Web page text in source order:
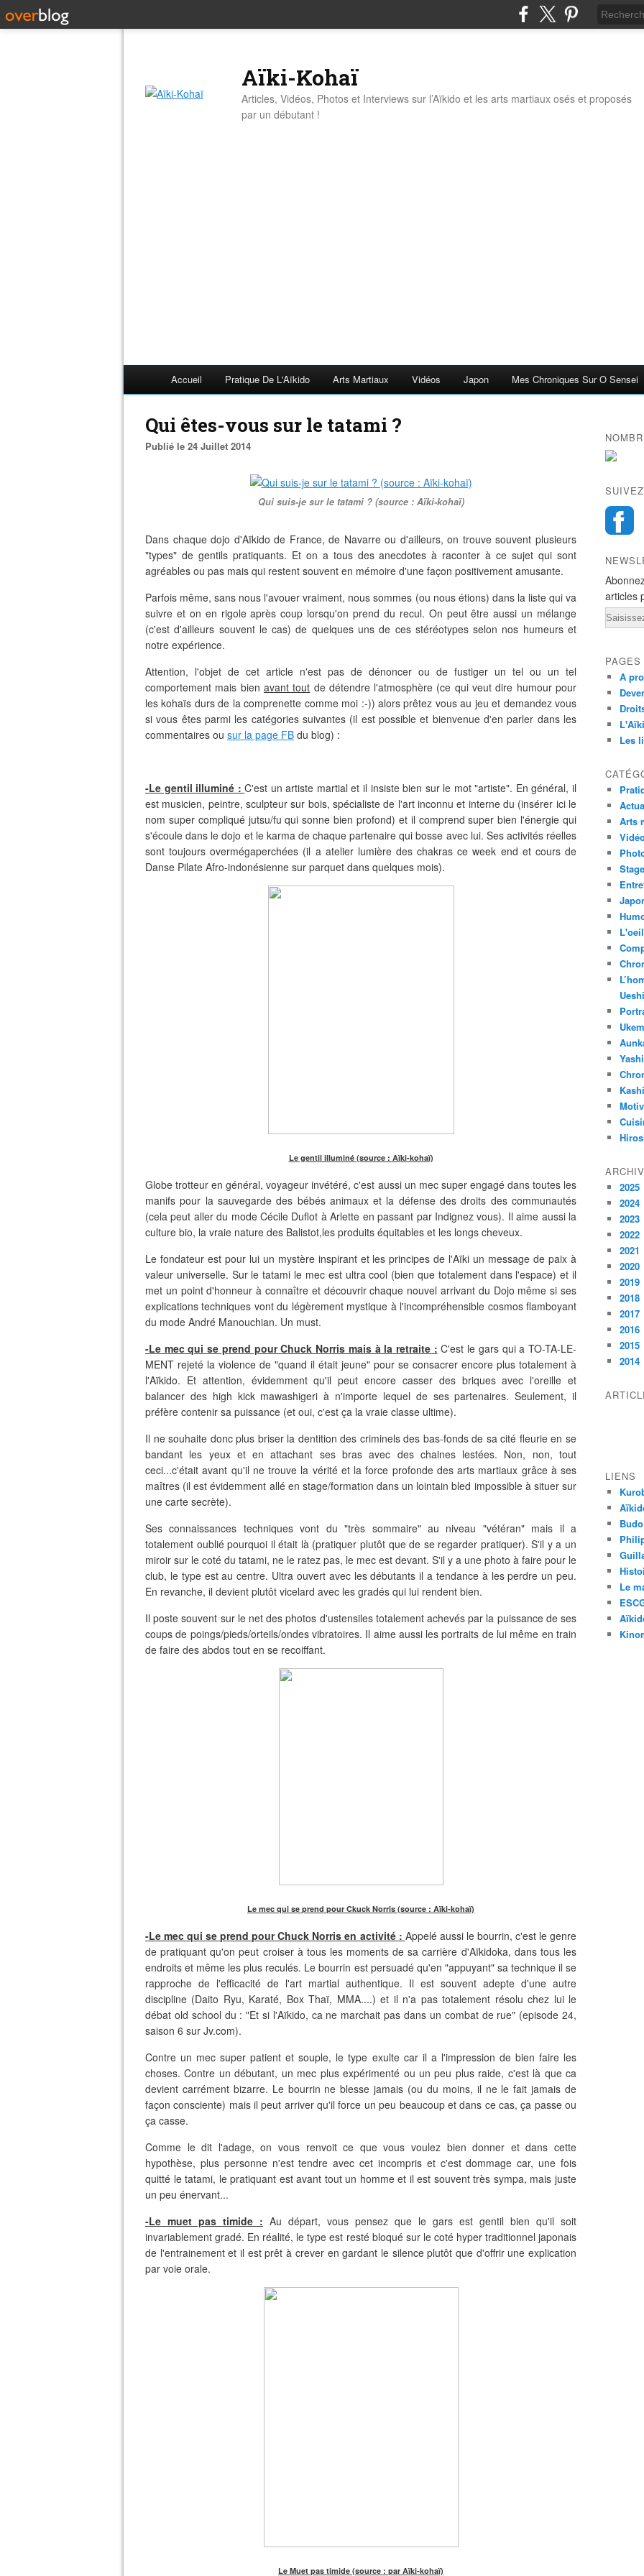
Aïki-Kohaï
Articles, Vidéos, Photos et Interviews sur l’Aïkido et les arts martiaux osés et proposés
par un débutant !
Accueil Pratique De L'Aïkido Arts Martiaux Vidéos Japon Mes Chroniques Sur O Sensei
Qui êtes-vous sur le tatami ?
Publié le 24 Juillet 2014
Qui suis-je sur le tatami ? (source : Aïki-kohaï)
Dans chaque dojo d'Aïkido de France, de Navarre ou d'ailleurs, on trouve souvent plusieurs
"types" de gentils pratiquants. Et on a tous des anecdotes à raconter à ce sujet qui sont
agréables ou pas mais qui restent souvent en mémoire d'une façon positivement amusante.
Parfois même, sans nous l'avouer vraiment, nous sommes (ou nous étions) dans la liste qui va
suivre et on en rigole après coup lorsqu'on prend du recul. On peut être aussi un mélange
(c'est d'ailleurs souvent le cas) de quelques uns de ces stéréotypes selon nos humeurs et
notre expérience.
Attention, l'objet de cet article n'est pas de dénoncer ou de fustiger un tel ou un tel
comportement mais bien avant tout de détendre l'atmosphère (ce qui veut dire humour pour
les kohaïs durs de la comprenette comme moi :-)) alors prêtez vous au jeu et demandez vous
si vous êtes parmi les catégories suivantes (il est possible et bienvenue d'en parler dans les
commentaires ou sur la page FB du blog) :
-Le gentil illuminé :C'est un artiste martial et il insiste bien sur le mot "artiste". En général, il
est musicien, peintre, sculpteur sur bois, spécialiste de l'art inconnu et interne du (insérer ici le
nom super compliqué jutsu/fu qui sonne bien profond) et il comprend super bien l'énergie qui
s'écoule dans le dojo et le karma de chaque partenaire qui bosse avec lui. Ses activités réelles
sont toujours overmégaperchées (il a atelier lumière des chakras ce week end et cours de
Danse Pilate Afro-indonésienne sur parquet dans quelques mois).
Le gentil illuminé (source : Aïki-kohaï)
Globe trotteur en général, voyageur invétéré, c'est aussi un mec super engagé dans toutes les
manifs pour la sauvegarde des bébés animaux et la défense des droits des communautés
(cela peut aller du mode Cécile Duflot à Arlette en passant par Indignez vous). Il aime aussi la
culture bio, la vraie nature des Balistot,les produits équitables et les longs cheveux.
Le fondateur est pour lui un mystère inspirant et les principes de l'Aïki un message de paix à
valeur universelle. Sur le tatami le mec est ultra cool (bien que totalement dans l'espace) et il
met un point d'honneur à connaître et découvrir chaque nouvel arrivant du Dojo même si ses
explications techniques vont du légèrement mystique à l'incompréhensible cosmos flamboyant
du mode André Manouchian. Un must.
-Le mec qui se prend pour Chuck Norris mais à la retraite : C'est le gars qui a TO-TA-LE-
MENT rejeté la violence de "quand il était jeune" pour se consacrer encore plus totalement à
l'Aïkido. Et attention, évidemment qu'il peut encore casser des briques avec l'oreille et
balancer des high kick mawashigeri à n'importe lequel de ses partenaires. Seulement, il
préfère contenir sa puissance (et oui, c'est ça la vraie classe ultime).
Il ne souhaite donc plus briser la dentition des criminels des bas-fonds de sa cité fleurie en se
bandant les yeux et en attachant ses bras avec des chaines lestées. Non, non, tout
ceci...c'était avant qu'il ne trouve la vérité et la force profonde des arts martiaux grâce à ses
maîtres (il est évidemment allé en stage/formation dans un lointain bled impossible à situer sur
une carte secrète).
Ses connaissances techniques vont du "très sommaire" au niveau "vétéran" mais il a
totalement oublié pourquoi il était là (pratiquer plutôt que de se regarder pratiquer). S'il y a un
miroir sur le coté du tatami, ne le ratez pas, le mec est devant. S'il y a une photo à faire pour le
club, le type est au centre. Ultra ouvert avec les débutants il a tendance à les perdre un peu.
En revanche, il devient plutôt vicelard avec les gradés qui lui rendent bien.
Il poste souvent sur le net des photos d'ustensiles totalement achevés par la puissance de ses
coups de poings/pieds/orteils/ondes vibratoires. Il aime aussi les portraits de lui même en train
de faire des abdos tout en se recoiffant.
Le mec qui se prend pour Ckuck Norris (source : Aïki-kohaï)
-Le mec qui se prend pour Chuck Norris en activité : Appelé aussi le bourrin, c'est le genre
de pratiquant qu'on peut croiser à tous les moments de sa carrière d'Aïkidoka, dans tous les
endroits et même les plus reculés. Le bourrin est persuadé qu'en "appuyant" sa technique il se
rapproche de l'efficacité de l'art martial authentique. Il est souvent adepte d'une autre
discipline (Daito Ryu, Karaté, Box Thaï, MMA....) et il n'a pas totalement résolu chez lui le
débat old school du : "Et si l'Aïkido, ca ne marchait pas dans un combat de rue" (episode 24,
saison 6 sur Jv.com).
Contre un mec super patient et souple, le type exulte car il a l'impression de bien faire les
choses. Contre un débutant, un mec plus expérimenté ou un peu plus raide, c'est là que ca
devient carrément bizarre. Le bourrin ne blesse jamais (ou du moins, il ne le fait jamais de
façon consciente) mais il peut arriver qu'il force un peu beaucoup et dans ce cas, ça passe ou
ça casse.
Comme le dit l'adage, on vous renvoit ce que vous voulez bien donner et dans cette
hypothèse, plus personne n'est tendre avec cet incompris et c'est dommage car, une fois
quitté le tatami, le pratiquant est avant tout un homme et il est souvent très sympa, mais juste
un peu énervant...
-Le muet pas timide : Au départ, vous pensez que le gars est gentil bien qu'il soit
invariablement gradé. En réalité, le type est resté bloqué sur le coté hyper traditionnel japonais
de l'entrainement et il est prêt à crever en gardant le silence plutôt que d'offrir une explication
par voie orale.
Le Muet pas timide (source : par Aïki-kohaï)
articles
Email
PAGES
A
Les
Arts
2025
2024
2023
2022
2021
2020
2019
2018
2017
2016
2015
2014
LIENS
Le